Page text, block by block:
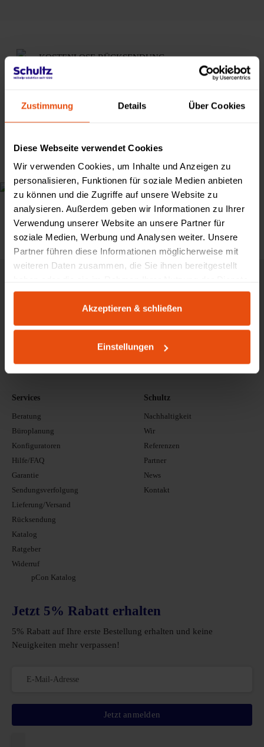
Zustimmung Details Über Cookies
Diese Webseite verwendet Cookies
Wir verwenden Cookies, um Inhalte und Anzeigen zu
personalisieren, Funktionen für soziale Medien anbieten
zu können und die Zugriffe auf unsere Website zu
analysieren. Außerdem geben wir Informationen zu Ihrer
Verwendung unserer Website an unsere Partner für
soziale Medien, Werbung und Analysen weiter. Unsere
Partner führen diese Informationen möglicherweise mit
weiteren Daten zusammen, die Sie ihnen bereitgestellt
gesammelt haben.
Akzeptieren & schließen
Einstellungen
KOSTENLOSE RÜCKSENDUNG
KOMPENSIERTES SHOPPEN
WIR STATTEN PROFIS AUS
Unsere Kunden
Services
Beratung
Büroplanung
Konfiguratoren
Hilfe/FAQ
Garantie
Sendungsverfolgung
Lieferung/Versand
Rücksendung
Katalog
Ratgeber
Widerruf
pCon Katalog
Schultz
Nachhaltigkeit
Wir
Referenzen
Partner
News
Kontakt
Jetzt 5% Rabatt erhalten
5% Rabatt auf Ihre erste Bestellung erhalten und keine
Neuigkeiten mehr verpassen!
Jetzt anmelden